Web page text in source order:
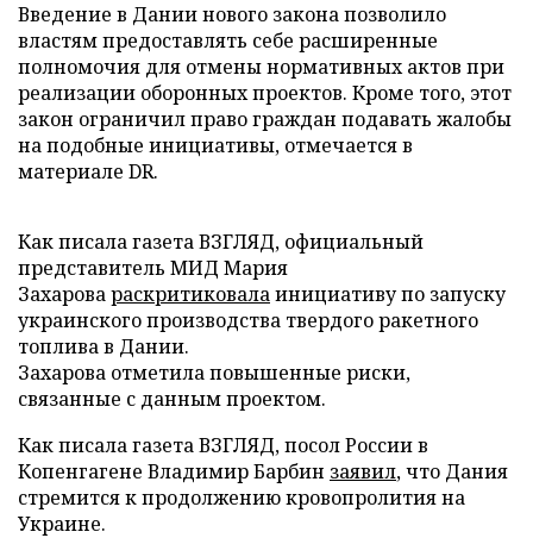
Введение в Дании нового закона позволило
властям предоставлять себе расширенные
полномочия для отмены нормативных актов при
реализации оборонных проектов. Кроме того, этот
закон ограничил право граждан подавать жалобы
на подобные инициативы, отмечается в
материале DR.
Как писала газета ВЗГЛЯД, официальный
представитель МИД Мария
Захаровараскритиковалаинициативу по запуску
украинского производства твердого ракетного
топлива в Дании.
Захарова отметила повышенные риски,
связанные с данным проектом.
Как писала газета ВЗГЛЯД, посол России в
Копенгагене Владимир Барбин заявил, что Дания
стремится к продолжению кровопролития на
Украине.